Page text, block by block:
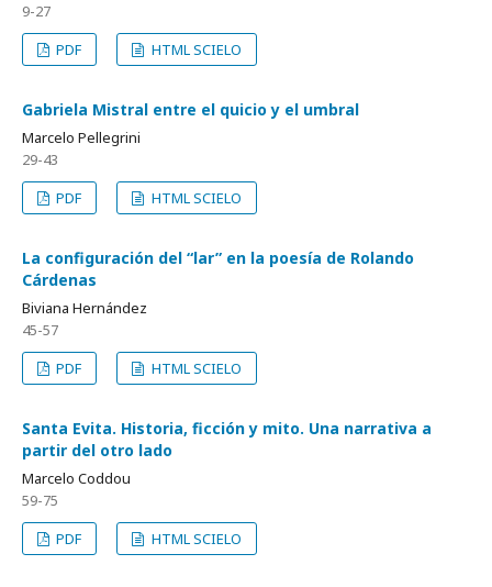
9-27
PDF
HTML SCIELO
Gabriela Mistral entre el quicio y el umbral
Marcelo Pellegrini
29-43
PDF
HTML SCIELO
La configuración del “lar” en la poesía de Rolando
Cárdenas
Biviana Hernández
45-57
PDF
HTML SCIELO
Santa Evita. Historia, ficción y mito. Una narrativa a
partir del otro lado
Marcelo Coddou
59-75
PDF
HTML SCIELO